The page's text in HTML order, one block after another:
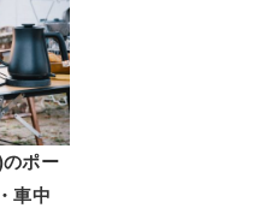
ポー
車中